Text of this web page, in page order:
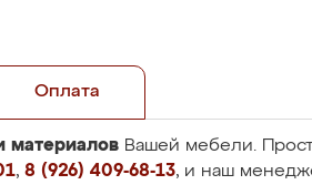
Оплата
материалов Вашей мебели.
, 8 (926) 409-68-13, и наш